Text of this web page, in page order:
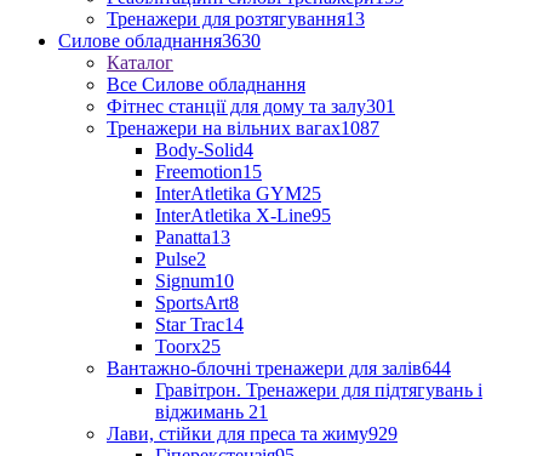
Тренажери для розтягування13
Силове обладнання3630
Каталог
Все Силове обладнання
Фітнес станції для дому та залу301
Тренажери на вільних вагах1087
Body-Solid4
Freemotion15
InterAtletika GYM25
InterAtletika X-Line95
Panatta13
Pulse2
Signum10
SportsArt8
Star Trac14
Toorx25
Вантажно-блочні тренажери для залів644
Гравітрон. Тренажери для підтягувань і
віджимань 21
Лави, стійки для преса та жиму929